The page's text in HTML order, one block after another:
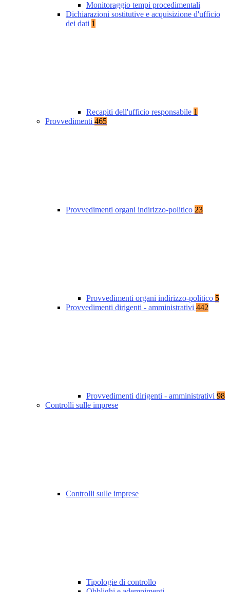
Monitoraggio tempi procedimentali
Dichiarazioni sostitutive e acquisizione d'ufficio
dei dati 1
Recapiti dell'ufficio responsabile 1
Provvedimenti 465
Provvedimenti organi indirizzo-politico 23
Provvedimenti organi indirizzo-politico 5
Provvedimenti dirigenti - amministrativi 442
Provvedimenti dirigenti - amministrativi 98
Controlli sulle imprese
Controlli sulle imprese
Tipologie di controllo